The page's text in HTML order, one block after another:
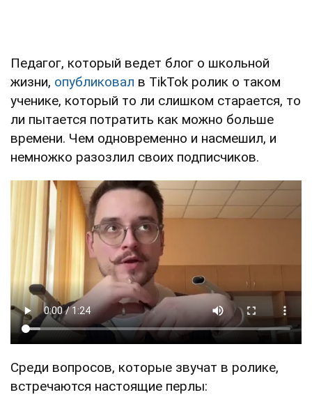
Педагог, который ведет блог о школьной
жизни, опубликовал в TikTok ролик о таком
ученике, который то ли слишком старается, то
ли пытается потратить как можно больше
времени. Чем одновременно и насмешил, и
немножко разозлил своих подписчиков.
Среди вопросов, которые звучат в ролике,
встречаются настоящие перлы: